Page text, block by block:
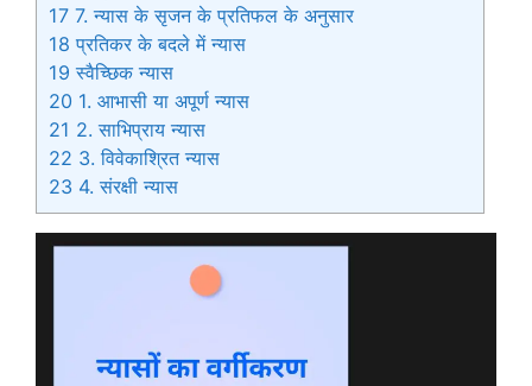
17 7. न्यास के सृजन के प्रतिफल के अनुसार
18 प्रतिकर के बदले में न्यास
19 स्वैच्छिक न्यास
20 1. आभासी या अपूर्ण न्यास
21 2. साभिप्राय न्यास
22 3. विवेकाश्रित न्यास
23 4. संरक्षी न्यास